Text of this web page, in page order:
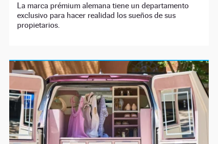
La marca prémium alemana tiene un departamento
exclusivo para hacer realidad los sueños de sus
propietarios.